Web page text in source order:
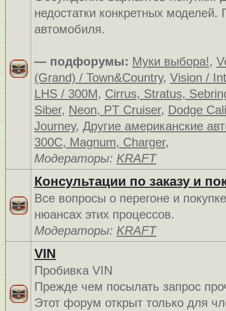
недостатки конкретных
автомобиля.
— подфорумы: Муки выбора!,
(Grand) / Town&Country, Vision /
LHS / 300M, Cirrus, Stratus,
Siber, Neon, PT Cruiser, Dodge
Journey, Другие американские
300C, Magnum, Charger,
Модераторы: KRAFT
Консультации по заказу и
Все вопросы о перегоне и
нюансах этих процессов.
Модераторы: KRAFT
VIN
Пробивка VIN
Прежде чем посылать запрос
Этот форум открыт только для